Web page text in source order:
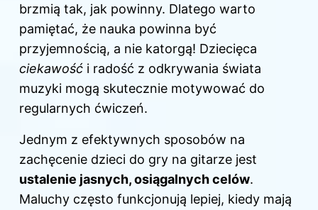
brzmią tak, jak powinny. Dlatego warto
pamiętać, że nauka powinna być
przyjemnością, a nie katorgą! Dziecięca
ciekawość i radość z odkrywania świata
muzyki mogą skutecznie motywować do
regularnych ćwiczeń.
Jednym z efektywnych sposobów na
zachęcenie dzieci do gry na gitarze jest
ustalenie jasnych, osiągalnych celów.
Maluchy często funkcjonują lepiej, kiedy mają